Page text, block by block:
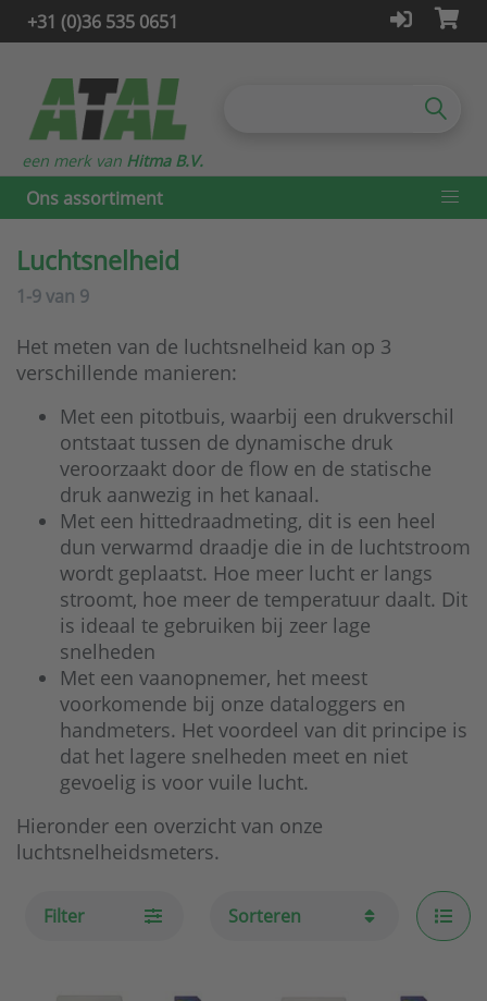
+31 (0)36 535 0651
Ons assortiment
een merk van Hitma B.V.
Luchtsnelheid
1-9van 9
Het meten van de luchtsnelheid kan op 3
verschillende manieren:
Met een pitotbuis, waarbij een drukverschil
ontstaat tussen de dynamische druk
veroorzaakt door de flow en de statische
druk aanwezig in het kanaal.
Met een hittedraadmeting, dit is een heel
dun verwarmd draadje die in de luchtstroom
wordt geplaatst. Hoe meer lucht er langs
stroomt, hoe meer de temperatuur daalt. Dit
is ideaal te gebruiken bij zeer lage
snelheden
Met een vaanopnemer, het meest
voorkomende bij onze dataloggers en
handmeters. Het voordeel van dit principe is
dat het lagere snelheden meet en niet
gevoelig is voor vuile lucht.
Hieronder een overzicht van onze
luchtsnelheidsmeters.
Filter Sorteren